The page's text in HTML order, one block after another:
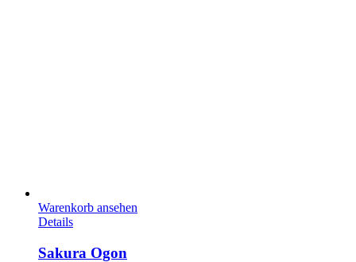
Warenkorb ansehen
Details
Sakura Ogon